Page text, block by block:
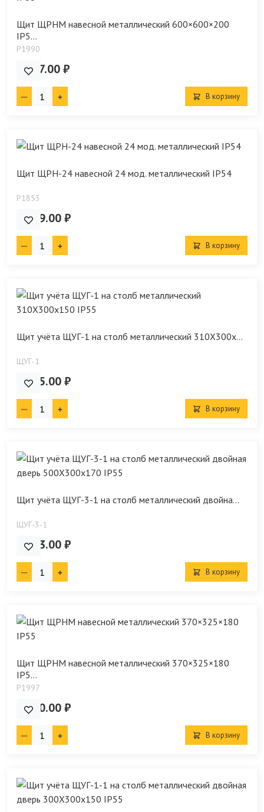
Щит ЩРНМ навесной металлический 600×600×200
IP5...
P1990
4 677.00 ₽
В корзину
Щит ЩРН-24 навесной 24 мод. металлический IP54
P1853
1 299.00 ₽
В корзину
Щит учёта ЩУГ-1 на столб металлический 310Х300х...
ЩУГ-1
1 965.00 ₽
В корзину
Щит учёта ЩУГ-3-1 на столб металлический двойна...
ЩУГ-3-1
3 333.00 ₽
В корзину
Щит ЩРНМ навесной металлический 370×325×180
IP5...
P1997
2 690.00 ₽
В корзину